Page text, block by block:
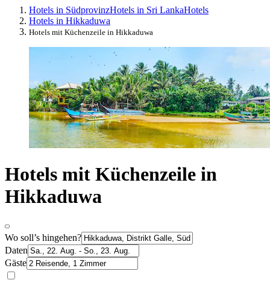
Hotels in SüdprovinzHotels in Sri LankaHotels
Hotels in Hikkaduwa
Hotels mit Küchenzeile in Hikkaduwa
Hotels mit Küchenzeile in
Hikkaduwa
Wo soll’s hingehen?
Daten
Gäste